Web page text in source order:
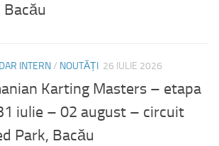
Bacău
INTERN/ NOUTĂȚI 26 IULIE 2026
Karting Masters – etapa
iulie – 02 august – circuit
Park, Bacău